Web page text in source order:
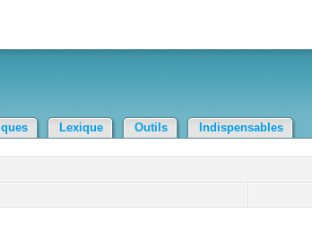
Lexique Outils Indispensables